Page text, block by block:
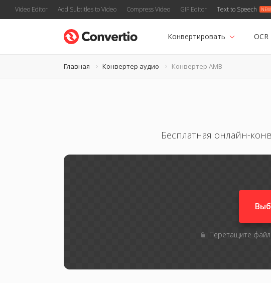
Video Editor Add Subtitles to Video Compress Video GIF Editor Text to Speech
Конвертировать OCR
Главная Конвертер аудио Конвертер AMB
Бесплатная онлайн-
Перетащите